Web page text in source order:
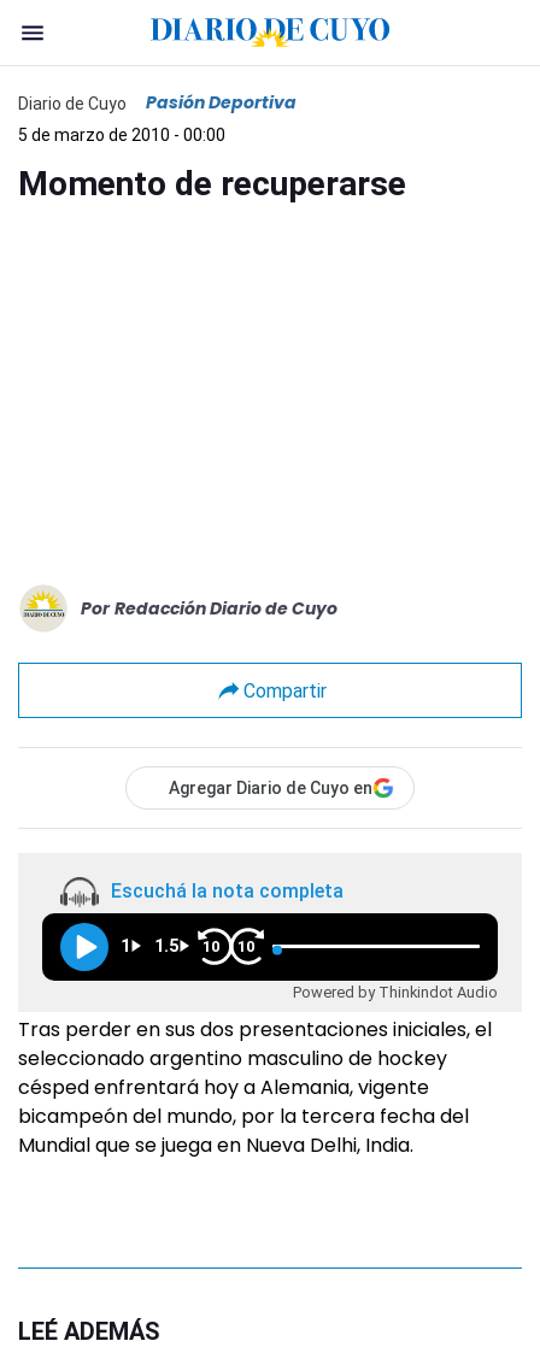
Diario de Cuyo Pasión Deportiva
5 de marzo de 2010 - 00:00
Momento de recuperarse
Por Redacción Diario de Cuyo
Compartir
Agregar Diario de Cuyo en
Escuchá la nota completa
1 1.5 10 10
Powered by Thinkindot Audio
Tras perder en sus dos presentaciones iniciales, el
seleccionado argentino masculino de hockey
césped enfrentará hoy a Alemania, vigente
bicampeón del mundo, por la tercera fecha del
Mundial que se juega en Nueva Delhi, India.
LEÉ ADEMÁS